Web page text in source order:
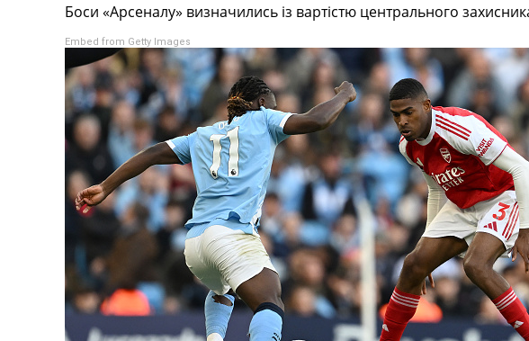
Турніри
Чемпіонат Світу
Україна. Прем’єр-Ліга
Україна. Перша Ліга
Ліга Чемпіонів
Англія. Прем’єр-Ліга
Іспанія. Ла Ліга
Ще Турніри >>>
Таблиці
Чемпіонат Світу. Турнирні таблиці
Таблиця УПЛ
Перша Ліга
Таблиця АПЛ
Таблиця Ла Ліги
Таблиця Ліги Чемпіонів
Всі таблиці >>>
Рейтинги
Боси «Арсеналу» визначились із вартістю центрального
Embed from Getty Images